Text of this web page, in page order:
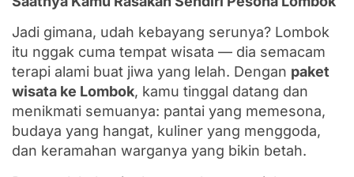
Jadi gimana, udah kebayang serunya? Lombok
itu nggak cuma tempat wisata — dia semacam
terapi alami buat jiwa yang lelah. Dengan paket
wisata ke Lombok, kamu tinggal datang dan
menikmati semuanya: pantai yang memesona,
budaya yang hangat, kuliner yang menggoda,
dan keramahan warganya yang bikin betah.